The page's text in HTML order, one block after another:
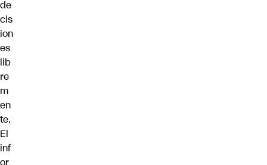
de
cis
ion
es
lib
re
m
en
te.
El
inf
or